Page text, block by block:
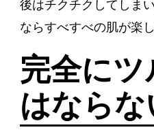
後はチクチクしてしま
ならすべすべの肌が楽し
完全に
はなら